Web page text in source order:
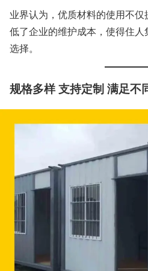
业界认为，优质材料的使用不
低了企业的维护成本，使得住
选择。
规格多样 支持定制 满足不